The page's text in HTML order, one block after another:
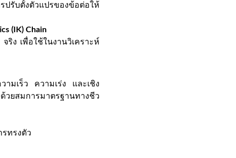
ปรับตั้งตัวแปรของข้อต่อให้
(IK) Chain
ริง เพื่อใช้ในงานวิเคราะห์
มเร็ว ความเร่ง และเชิง
วยสมการมาตรฐานทางชีว
ทรงตัว